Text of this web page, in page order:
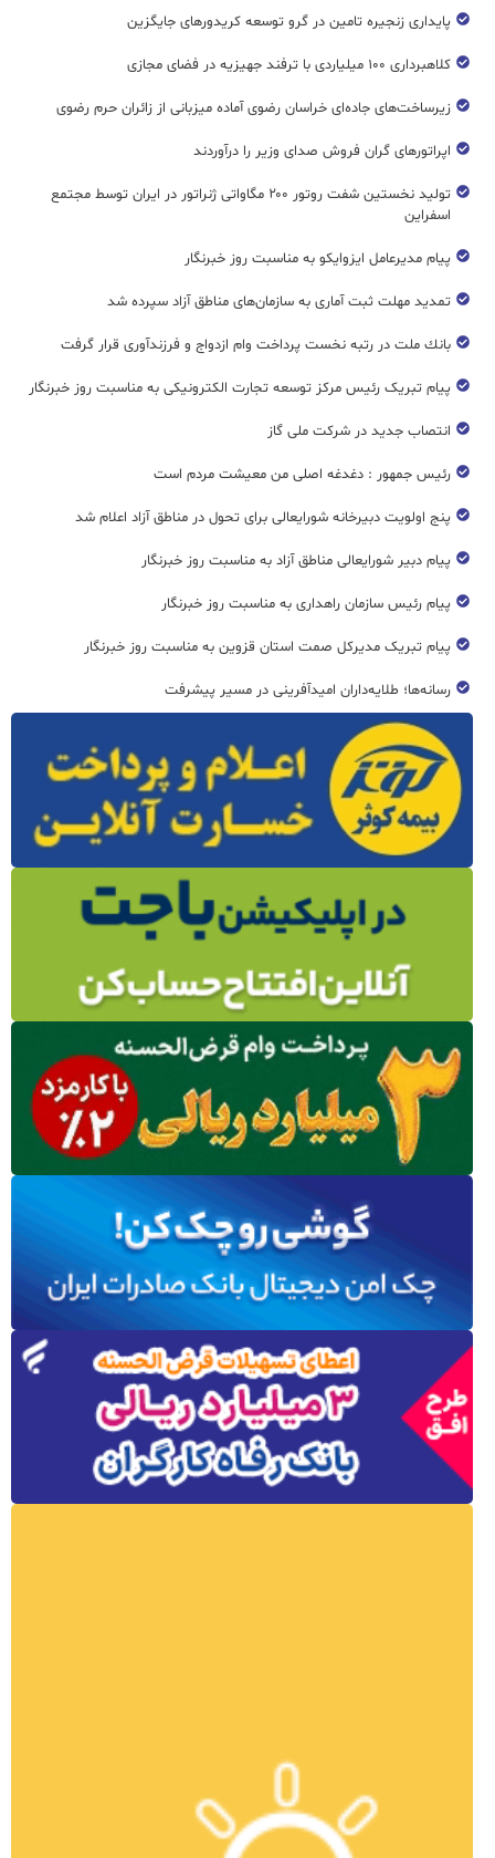
پایداری زنجیره تامین در گرو توسعه کریدورهای جایگزین
کلاهبرداری ۱۰۰ میلیاردی با ترفند جهیزیه در فضای مجازی
زیرساخت‌های جاده‌ای خراسان رضوی آماده میزبانی از زائران حرم رضوی
اپراتورهای گران فروش صدای وزیر را درآوردند
تولید نخستین شفت روتور ۲۰۰ مگاواتی ژنراتور در ایران توسط مجتمع
اسفراین
پیام مدیرعامل ایزوایکو به مناسبت روز خبرنگار
تمدید مهلت ثبت آماری به سازمان‌های مناطق آزاد سپرده شد
بانك ملت در رتبه نخست پرداخت وام ازدواج و فرزندآوری قرار گرفت
پیام تبریک رئیس مرکز توسعه تجارت الکترونیکی به مناسبت روز خبرنگار
انتصاب جدید در شرکت ملی گاز
رئیس جمهور : دغدغه اصلی من معیشت مردم است
پنج اولویت دبیرخانه شورایعالی برای تحول در مناطق آزاد اعلام شد
پیام دبیر شورایعالی مناطق آزاد به مناسبت روز خبرنگار
پیام رئیس سازمان راهداری به مناسبت روز خبرنگار
پیام تبریک مدیرکل صمت استان قزوین به مناسبت روز خبرنگار
رسانه‌ها؛ طلایه‌داران امیدآفرینی در مسیر پیشرفت